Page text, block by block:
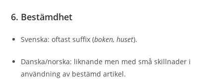
6. Bestämdhet
Svenska: oftast suffix (boken, huset).
Danska/norska: liknande men med små skillnader i
användning av bestämd artikel.